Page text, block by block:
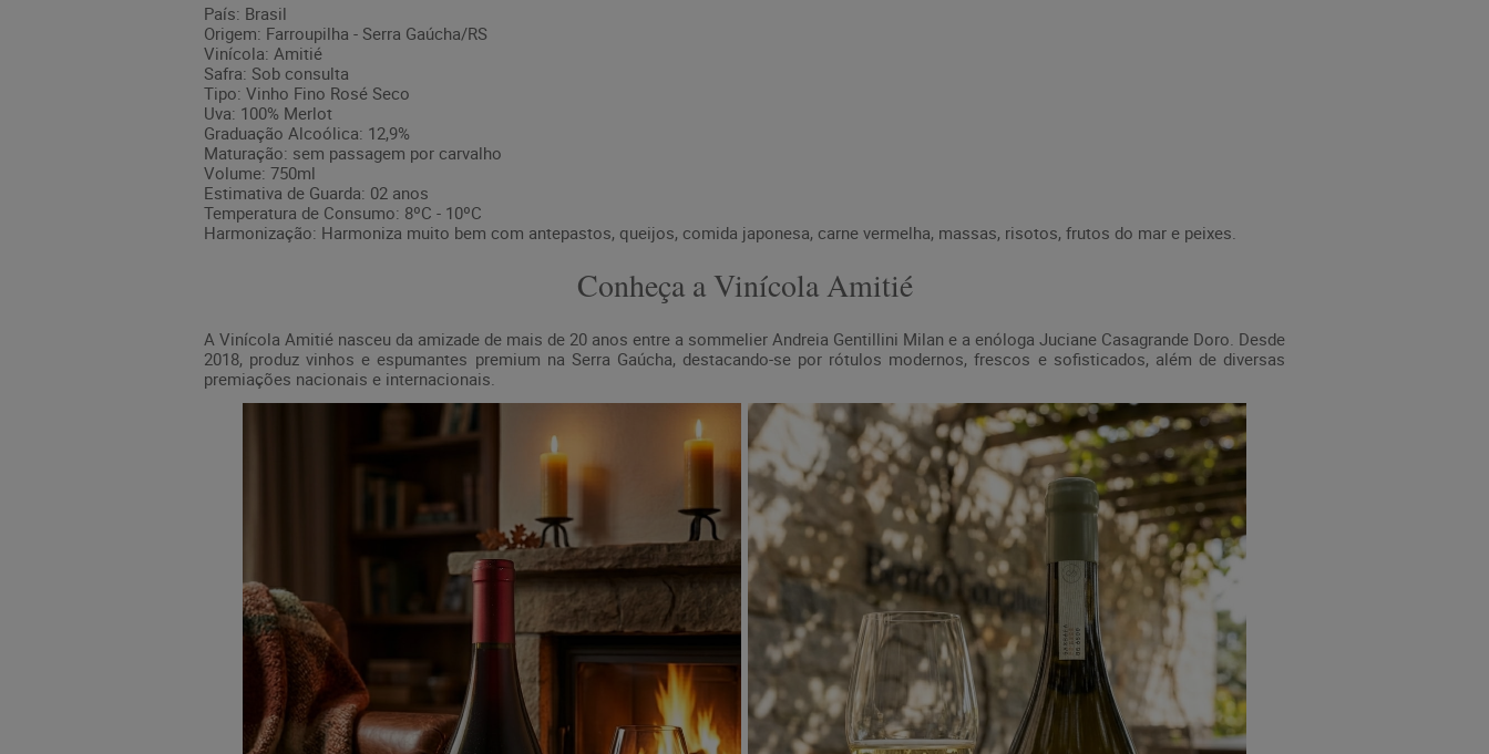
País: Brasil
Origem: Farroupilha - Serra Gaúcha/RS
Vinícola: Amitié
Safra: Sob consulta
Tipo: Vinho Fino Rosé Seco
Uva: 100% Merlot
Graduação Alcoólica: 12,9%
Maturação: sem passagem por carvalho
Volume: 750ml
Estimativa de Guarda: 02 anos
Temperatura de Consumo: 8ºC - 10ºC
Harmonização: Harmoniza muito bem com antepastos, queijos, comida japonesa, carne vermelha, massas, risotos, frutos do mar e peixes.
Conheça a Vinícola Amitié
A Vinícola Amitié nasceu da amizade de mais de 20 anos entre a sommelier Andreia Gentillini Milan e a enóloga Juciane Casagrande Doro. Desde
2018, produz vinhos e espumantes premium na Serra Gaúcha, destacando-se por rótulos modernos, frescos e sofisticados, além de diversas
premiações nacionais e internacionais.